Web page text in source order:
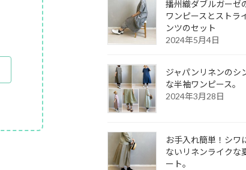
播州織ダブルガーゼ
ワンピースとストラ
ンツのセット
2024年5月4日
ジャパンリネンのシ
な半袖ワンピース。
2024年3月28日
お手入れ簡単！シワ
ないリネンライクな
ート。